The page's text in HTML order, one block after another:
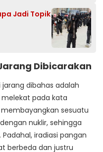
Jadi Topik
Dibicarakan
dibahas adalah
pada kata
membayangkan sesuatu
nuklir, sehingga
iradiasi pangan
berbeda dan justru